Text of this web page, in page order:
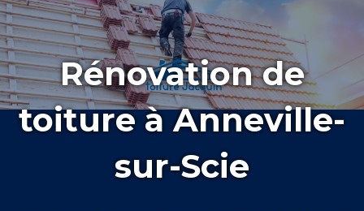
Rénovation de
toiture à Anneville-
sur-Scie